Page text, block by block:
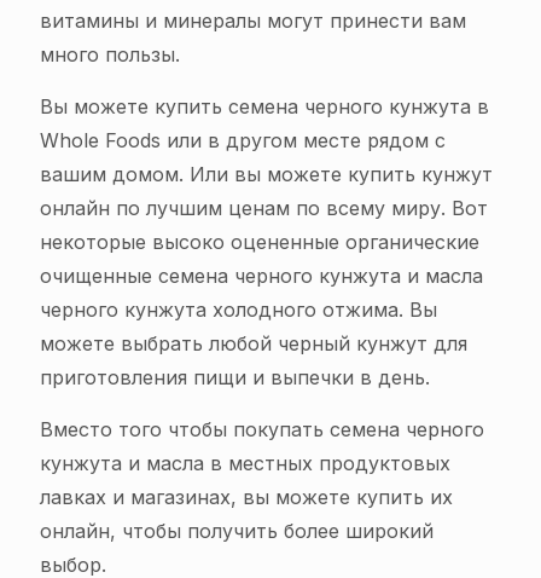
витамины и минералы могут принести вам
много пользы.
Вы можете купить семена черного кунжута в
Whole Foods или в другом месте рядом с
вашим домом. Или вы можете купить кунжут
онлайн по лучшим ценам по всему миру. Вот
некоторые высоко оцененные органические
очищенные семена черного кунжута и масла
черного кунжута холодного отжима. Вы
можете выбрать любой черный кунжут для
приготовления пищи и выпечки в день.
Вместо того чтобы покупать семена черного
кунжута и масла в местных продуктовых
лавках и магазинах, вы можете купить их
онлайн, чтобы получить более широкий
выбор.